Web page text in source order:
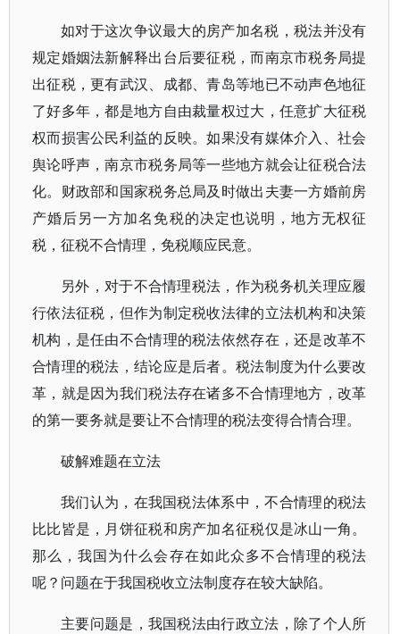
如对于这次争议最大的房产加名税，税法并没有
规定婚姻法新解释出台后要征税，而南京市税务局提
出征税，更有武汉、成都、青岛等地已不动声色地征
了好多年，都是地方自由裁量权过大，任意扩大征税
权而损害公民利益的反映。如果没有媒体介入、社会
舆论呼声，南京市税务局等一些地方就会让征税合法
化。财政部和国家税务总局及时做出夫妻一方婚前房
产婚后另一方加名免税的决定也说明，地方无权征
税，征税不合情理，免税顺应民意。
另外，对于不合情理税法，作为税务机关理应履
行依法征税，但作为制定税收法律的立法机构和决策
机构，是任由不合情理的税法依然存在，还是改革不
合情理的税法，结论应是后者。税法制度为什么要改
革，就是因为我们税法存在诸多不合情理地方，改革
的第一要务就是要让不合情理的税法变得合情合理。
破解难题在立法
我们认为，在我国税法体系中，不合情理的税法
比比皆是，月饼征税和房产加名征税仅是冰山一角。
那么，我国为什么会存在如此众多不合情理的税法
呢？问题在于我国税收立法制度存在较大缺陷。
主要问题是，我国税法由行政立法，除了个人所